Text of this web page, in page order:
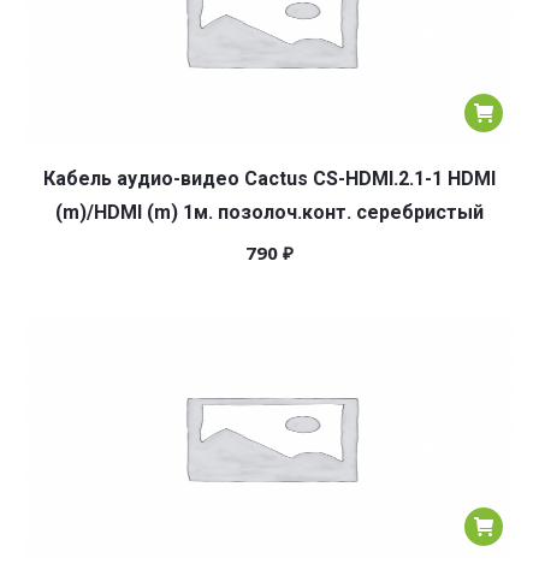
Кабель аудио-видео Cactus CS-HDMI.2.1-1 HDMI
(m)/HDMI (m) 1м. позолоч.конт. серебристый
790 ₽